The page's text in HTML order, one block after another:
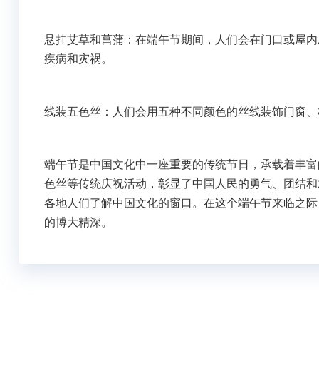
悬挂艾草和菖蒲：在端午节期间，人们会在门口或屋
疾病和灾祸。
线装五色丝：人们会用五种不同颜色的丝线装饰门窗
端午节是中国文化中一座重要的传统节日，承载着丰
色丝等传统庆祝活动，彰显了中国人民的勇气、团结
各地人们了解中国文化的窗口。在这个端午节来临之
的博大精深。